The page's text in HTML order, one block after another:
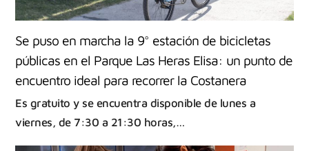
Se puso en marcha la 9° estación de bicicletas
públicas en el Parque Las Heras Elisa: un punto de
encuentro ideal para recorrer la Costanera
Es gratuito y se encuentra disponible de lunes a
viernes, de 7:30 a 21:30 horas,…